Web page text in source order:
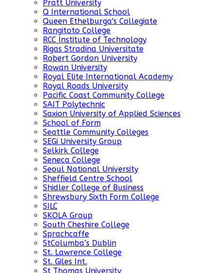
Pratt University
Q International School
Queen Ethelburga's Collegiate
Rangitoto College
RCC Institute of Technology
Rigas Stradina Universitate
Robert Gordon University
Rowan University
Royal Elite International Academy
Royal Roads University
Pacific Coast Community College
SAIT Polytechnic
Saxion University of Applied Sciences
School of Form
Seattle Community Colleges
SEGi University Group
Selkirk College
Seneca College
Seoul National University
Sheffield Centre School
Shidler College of Business
Shrewsbury Sixth Form College
SILC
SKOLA Group
South Cheshire College
Sprachcaffe
StColumba’s Dublin
St. Lawrence College
St. Giles Int.
St Thomas University